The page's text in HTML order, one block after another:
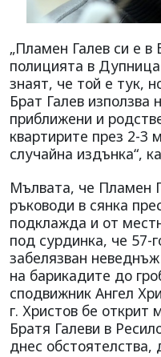
„Пламен Галев си е в
полицията в
знаят, че той е тук,
Брат Галев използва
приближени и
квартирите през 2-3
случайна издънка“,
Мълвата, че Пламен
ръководи в сянка
подклажда и от
под сурдинка, че
забелязван
на барикадите до
сподвижник Ангел
г. Христов бе открит
Братя Галеви в
днес обстоятелства,